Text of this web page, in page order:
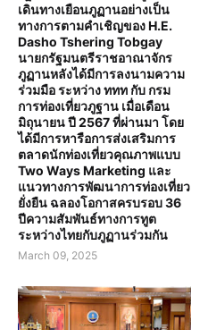
เดินทางเยือนภูฏานอย่างเป็น
ทางการตามคำเชิญของ H.E.
Dasho Tshering Tobgay
นายกรัฐมนตรีราชอาณาจักร
ภูฏานหลังได้มีการลงนามความ
ร่วมมือ ระหว่าง ททท กับ กรม
การท่องเที่ยวภูฐาน เมื่อเดือน
มิถุนายน ปี 2567 ที่ผ่านมา โดย
ได้มีการหารือการส่งเสริมการ
ตลาดนักท่องเที่ยวคุณภาพแบบ
Two Ways Marketing และ
แนวทางการพัฒนาการท่องเที่ยว
ยั่งยืน ฉลองโอกาสครบรอบ 36
ปีความสัมพันธ์ทางการทูต
ระหว่างไทยกับภูฏานร่วมกัน
March 09, 2025